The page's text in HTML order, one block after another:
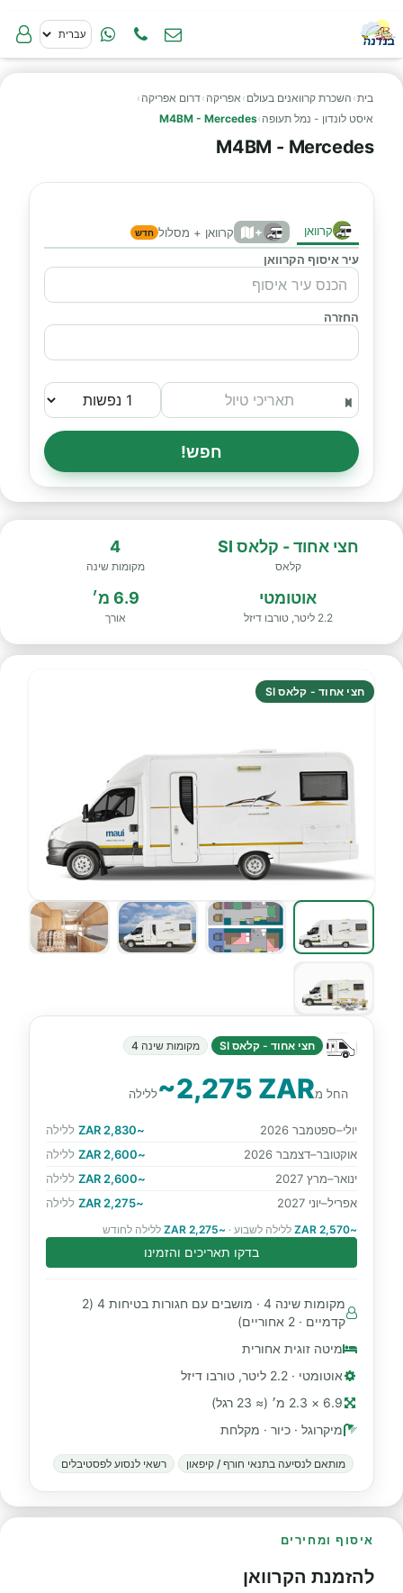
בית› השכרת קרוואנים בעולם › אפריקה ›דרום אפריקה ›
איסט לונדון - נמל תעופה ›
M4BM - Mercedes
M4BM - Mercedes
קרוואן + קרוואן + מסלול חדש
עיר איסוף הקרוואן
החזרה
חפש!
חצי אחוד - קלאס SI
קלאס
4
מקומות שינה
אוטומטי
2.2 ליטר, טורבו דיזל
6.9 מ׳
אורך
חצי אחוד - קלאס SI
חצי אחוד - קלאס SI מקומות שינה 4
החל מ~2,275 ZARללילה
יולי–ספטמבר 2026 ~2,830 ZAR
ללילה
אוקטובר–דצמבר 2026
~2,600 ZAR
ללילה
ינואר–מרץ 2027
~2,600 ZAR
ללילה
אפריל–יוני 2027
~2,275 ZAR ללילה
~2,570 ZAR ללילה לשבוע · ~2,275 ZAR ללילה לחודש
בדקו תאריכים והזמינו
מקומות שינה 4 · מושבים עם חגורות בטיחות 4 (2
קדמיים · 2 אחוריים)
מיטה זוגית אחורית
אוטומטי · 2.2 ליטר, טורבו דיזל
6.9 × 2.3 מ׳ (≈ 23 רגל)
מיקרוגל · כיור · מקלחת
מותאם לנסיעה בתנאי חורף / קיפאון רשאי לנסוע לפסטיבלים
איסוף ומחירים
להזמנת הקרוואן